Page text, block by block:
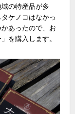
の特産品が多
ケノコはなかっ
あったので、お
を購入します。